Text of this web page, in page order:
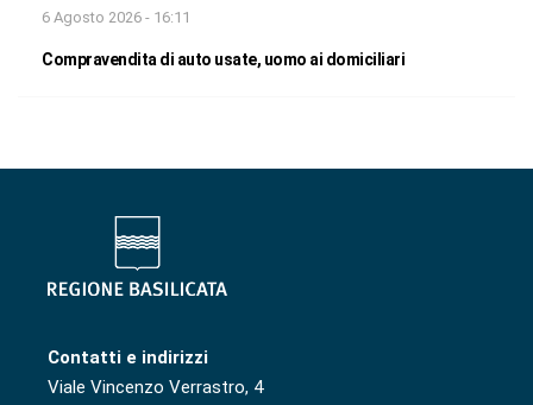
6 Agosto 2026 - 16:11
Compravendita di auto usate, uomo ai domiciliari
Contatti e indirizzi
Viale Vincenzo Verrastro, 4